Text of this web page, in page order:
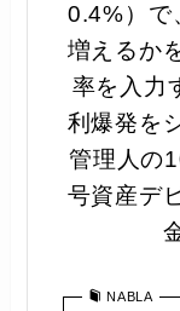
0.4%）で
増えるか
率を入力
利爆発を
管理人の
号資産デ
NABLA